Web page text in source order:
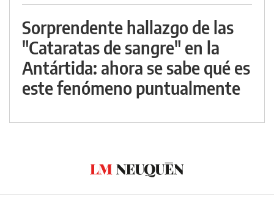
Sorprendente hallazgo de las
"Cataratas de sangre" en la
Antártida: ahora se sabe qué es
este fenómeno puntualmente